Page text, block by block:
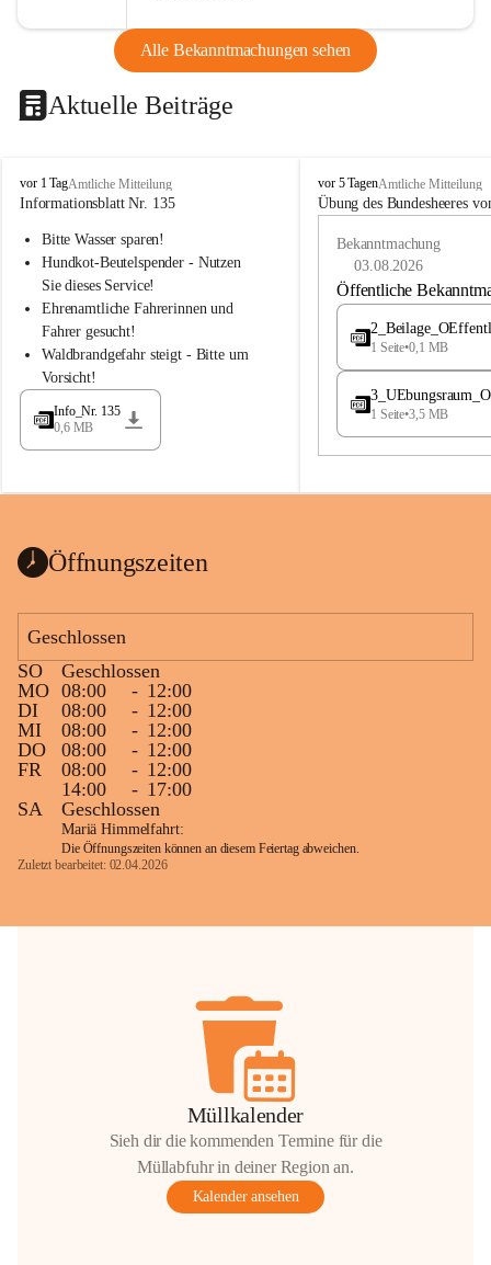
Alle Bekanntmachungen sehen
Aktuelle Beiträge
B
u
h
a
d
l
a
vor 1 TagAmtliche Mitteilung
Informationsblatt Nr. 135
Bitte Wasser sparen!
Hundkot-Beutelspender - Nutzen
Sie dieses Service!
Ehrenamtliche Fahrerinnen und
Fahrer gesucht!
Waldbrandgefahr steigt - Bitte um
Vorsicht!
Info_Nr. 135
0,6 MB
B
u
e
a
vor 5 TagenAmtliche Mitteilung
Übung des Bundesheeres
Bekanntmachung
03.08.2026
Öffentliche
1 Seite•0,1 MB
1 Seite•3,5 MB
Öffnungszeiten
Geschlossen
SO
Geschlossen
MO 08:00 - 12:00
DI
08:00 - 12:00
MI
08:00 - 12:00
DO
08:00 - 12:00
FR
08:00 - 12:00
14:00
- 17:00
SA
Geschlossen
Mariä Himmelfahrt:
Die Öffnungszeiten können an diesem Feiertag abweichen.
Zuletzt bearbeitet: 02.04.2026
Müllkalender
Sieh dir die kommenden Termine für die
Müllabfuhr in deiner Region an.
Kalender ansehen